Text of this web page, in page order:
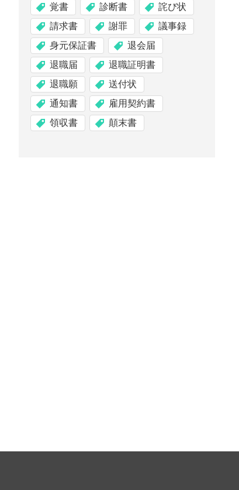
覚書
診断書
詫び状
請求書
謝罪
議事録
身元保証書
退会届
退職届
退職証明書
退職願
送付状
通知書
雇用契約書
領収書
顛末書